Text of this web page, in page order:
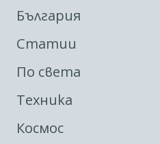
България
Статии
По света
Техника
Космос